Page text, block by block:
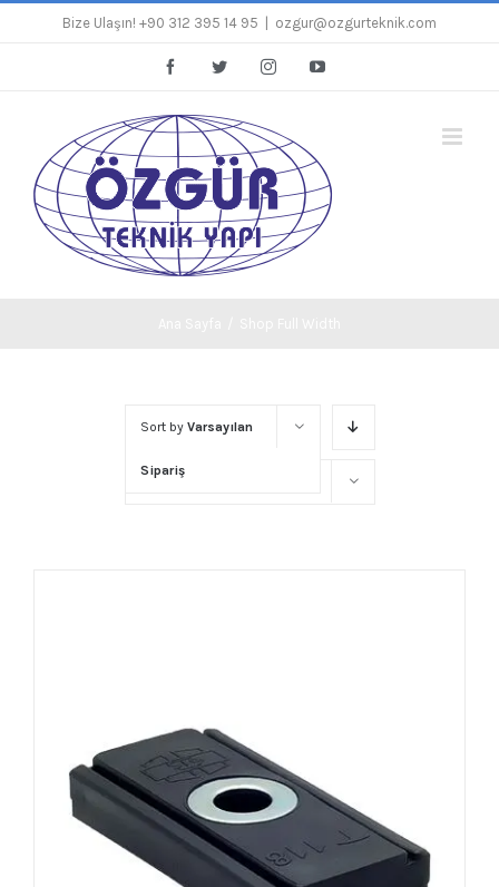
Bize Ulaşın! +90 312 395 14 95 ozgur@ozgurteknik.com
FacebookTwitter InstagramYouTube
Sort by Varsayılan
Sipariş
Show 16 Products